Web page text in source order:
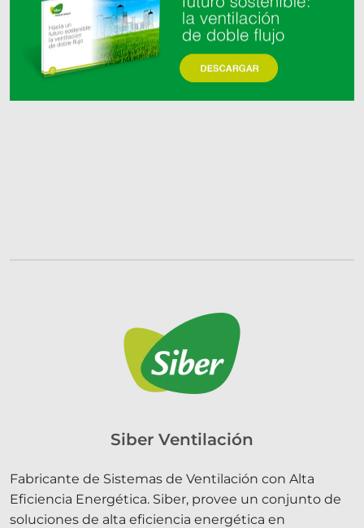
Siber Ventilación
Fabricante de Sistemas de Ventilación con Alta
Eficiencia Energética. Siber, provee un conjunto de
soluciones de alta eficiencia energética en